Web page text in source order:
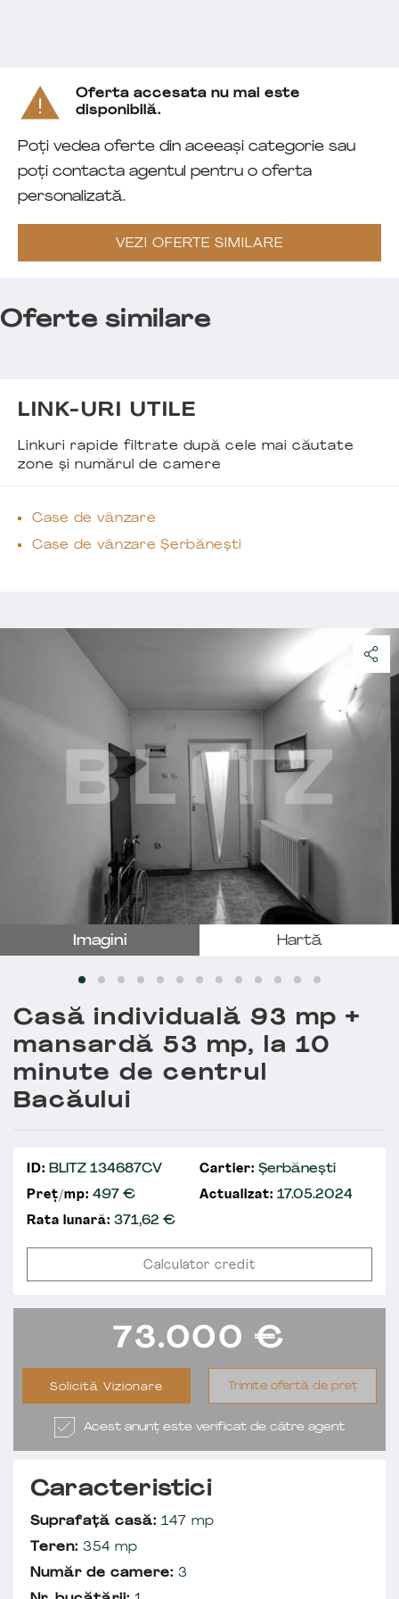
Oferta accesata nu mai este
disponibilă.
Poți vedea oferte din aceeași categorie sau
poți contacta agentul pentru o oferta
personalizată.
VEZI OFERTE SIMILARE
Oferte similare
LINK-URI UTILE
Linkuri rapide filtrate după cele mai căutate
zone și numărul de camere
Case de vânzare
Case de vânzare Șerbănești
Imagini Hartă
Casă individuală 93 mp +
mansardă 53 mp, la 10
minute de centrul
Bacăului
ID: BLITZ 134687CV Cartier: Șerbănești
Preț/mp: 497 € Actualizat: 17.05.2024
Rata lunară: 371,62 €
Calculator credit
73.000 €
Solicită Vizionare Trimite ofertă de preț
Acest anunț este verificat de către agent
Caracteristici
Suprafață casă: 147 mp
Teren: 354 mp
Număr de camere: 3